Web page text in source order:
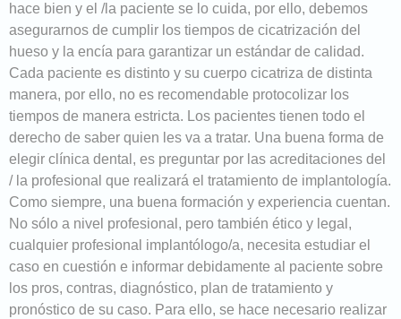
hace bien y el /la paciente se lo cuida, por ello, debemos
asegurarnos de cumplir los tiempos de cicatrización del
hueso y la encía para garantizar un estándar de calidad.
Cada paciente es distinto y su cuerpo cicatriza de distinta
manera, por ello, no es recomendable protocolizar los
tiempos de manera estricta. Los pacientes tienen todo el
derecho de saber quien les va a tratar. Una buena forma de
elegir clínica dental, es preguntar por las acreditaciones del
/ la profesional que realizará el tratamiento de implantología.
Como siempre, una buena formación y experiencia cuentan.
No sólo a nivel profesional, pero también ético y legal,
cualquier profesional implantólogo/a, necesita estudiar el
caso en cuestión e informar debidamente al paciente sobre
los pros, contras, diagnóstico, plan de tratamiento y
pronóstico de su caso. Para ello, se hace necesario realizar